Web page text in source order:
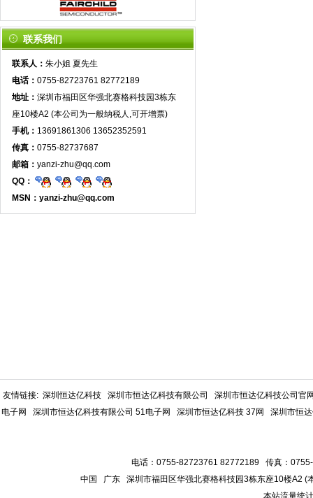
联系我们
联系人： 朱小姐 夏先生
电话： 0755-82723761 82772189
地址： 深圳市福田区华强北赛格科技园3栋东
座10楼A2 (本公司为一般纳税人,可开增票)
手机： 13691861306 13652352591
传真： 0755-82737687
邮箱： yanzi-zhu@qq.com
QQ：
MSN：yanzi-zhu@qq.com
友情链接: 深圳恒达亿科技 深圳市恒达亿科技有限公司
深圳市恒达亿科技公司官
电子网
深圳市恒达亿科技有限公司 51电子网 深圳市恒达亿科技 37网 深圳市恒
电话：0755-82723761 82772189 传真：
中国 广东 深圳市福田区华强北赛格科技园3栋东座10楼A2 (
本站流量统